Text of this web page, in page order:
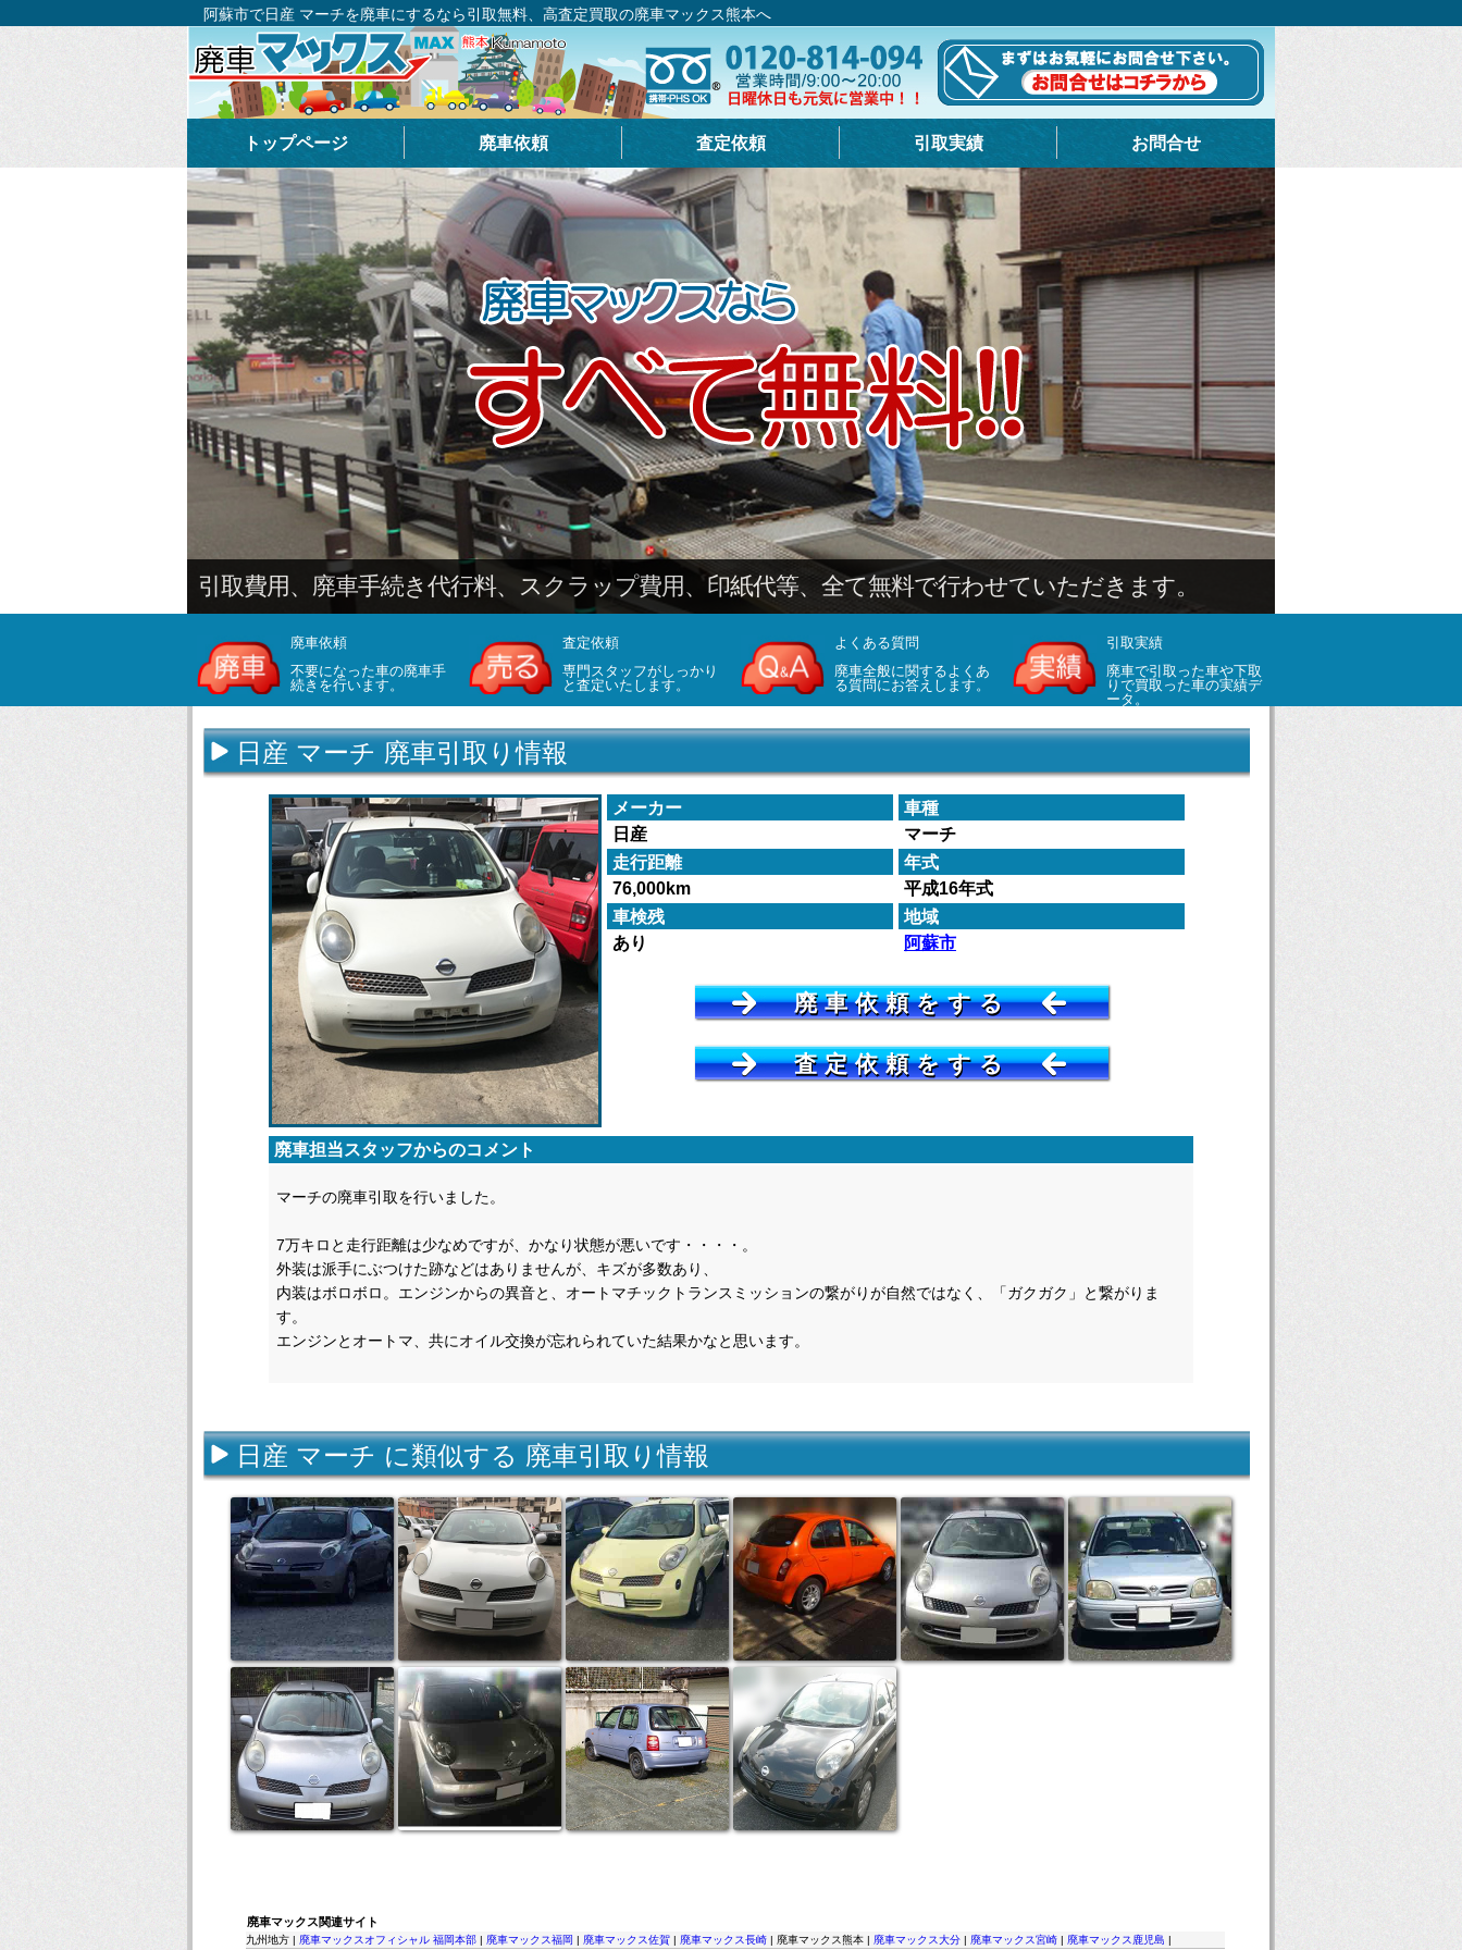
阿蘇市で日産 マーチを廃車にするなら引取無料、高査定買取の廃車マックス熊本へ
トップページ 廃車依頼 査定依頼 引取実績 お問合せ
廃車依頼
不要になった車の廃車手
続きを行います。
査定依頼
専門スタッフがしっかり
と査定いたします。
よくある質問
廃車全般に関するよくあ
る質問にお答えします。
引取実績
廃車で引取った車や下取
りで買取った車の実績デ
ータ。
日産 マーチ 廃車引取り情報
メーカー
車種
日産
マーチ
走行距離
年式
76,000km
平成16年式
車検残
地域
あり
阿蘇市
廃車担当スタッフからのコメント
マーチの廃車引取を行いました。
7万キロと走行距離は少なめですが、かなり状態が悪いです・・・・。
外装は派手にぶつけた跡などはありませんが、キズが多数あり、
内装はボロボロ。エンジンからの異音と、オートマチックトランスミッションの繋がりが自然ではなく、「ガクガク」と繋がりま
す。
エンジンとオートマ、共にオイル交換が忘れられていた結果かなと思います。
廃車依頼をする
査定依頼をする
日産 マーチ に類似する 廃車引取り情報
廃車マックス関連サイト
九州地方 | 廃車マックスオフィシャル 福岡本部 | 廃車マックス福岡 | 廃車マックス佐賀 | 廃車マックス長崎 | 廃車マックス熊本 | 廃車マックス大分 | 廃車マックス宮崎 | 廃車マックス鹿児島 |